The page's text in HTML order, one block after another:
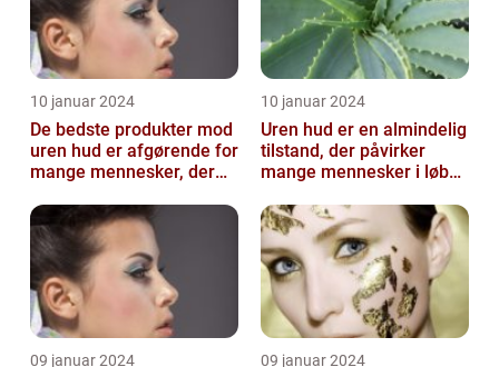
10 januar 2024
De bedste produkter mod
uren hud er afgørende for
mange mennesker, der
almindelige hu...
10 januar 2024
Uren hud er en almindelig
tilstand, der påvirker
mange mennesker i løbet
09 januar 2024 09 januar 2024